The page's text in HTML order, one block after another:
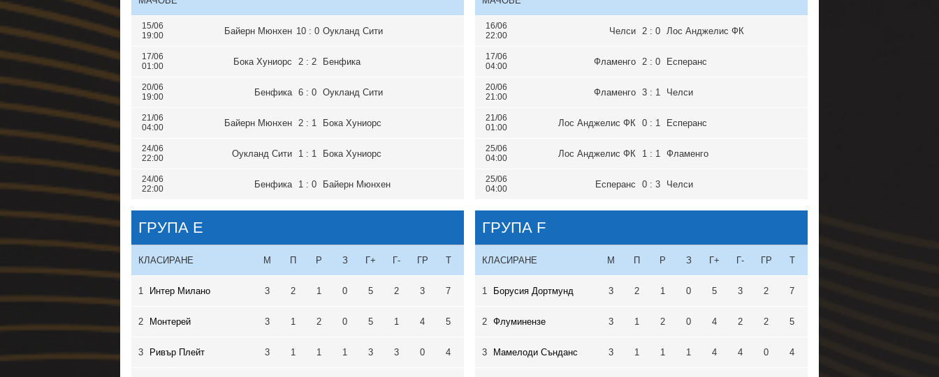
15/06
19:00
Байерн Мюнхен 10 : 0 Оукланд Сити
17/06
01:00
Бока Хуниорс 2 : 2 Бенфика
20/06
19:00
Бенфика 6 : 0 Оукланд Сити
21/06
04:00
Байерн Мюнхен 2 : 1 Бока Хуниорс
24/06
22:00
Оукланд Сити 1 : 1 Бока Хуниорс
24/06
22:00
Бенфика 1 : 0 Байерн Мюнхен
16/06
22:00
Челси 2 : 0 Лос Анджелис ФК
17/06
04:00
Фламенго 2 : 0 Есперанс
20/06
21:00
Фламенго 3 : 1 Челси
21/06
01:00
Лос Анджелис ФК 0 : 1 Есперанс
25/06
04:00
Лос Анджелис ФК 1 : 1 Фламенго
25/06
04:00
Есперанс 0 : 3 Челси
ГРУПА E
КЛАСИРАНЕ М П Р З Г+ Г- ГР Т
1 Интер Милано 3 2 1 0 5 2 3 7
2 Монтерей 3 1 2 0 5 1 4 5
3 Ривър Плейт 3 1 1 1 3 3 0 4
ГРУПА F
КЛАСИРАНЕ М П Р З Г+ Г- ГР Т
1 Борусия Дортмунд 3 2 1 0 5 3 2 7
2 Флуминензе 3 1 2 0 4 2 2 5
3 Мамелоди Сънданс 3 1 1 1 4 4 0 4